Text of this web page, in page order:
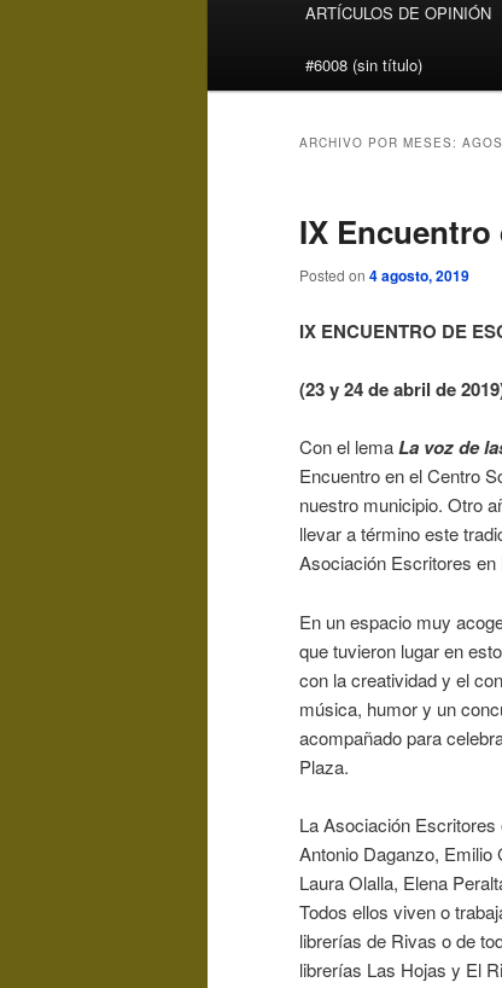
ARTÍCULOS DE OPINIÓN
#6008 (sin título)
ARCHIVO POR MESES:
IX
Posted on 4 agosto, 2019
IX ENCUENTRO DE
(23 y 24 de abril de
Con el lemaLa voz de
Encuentro en el Centro
nuestro municipio. Otro
llevar a término este
Asociación Escritores
En un espacio muy
que tuvieron lugar en
con la creatividad y el
música, humor y un
acompañado para
Plaza.
La Asociación
Antonio Daganzo,
Laura Olalla, Elena
Todos ellos viven o
librerías de Rivas o de
librerías Las Hojas y El